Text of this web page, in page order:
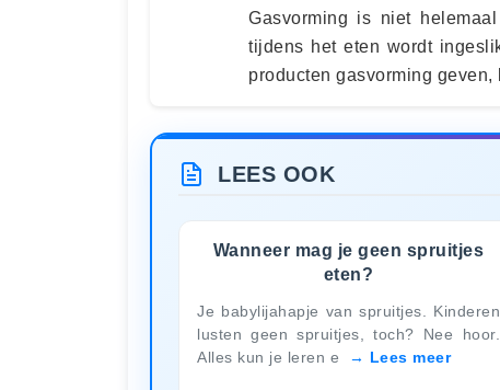
Gasvorming is niet
tijdens het eten wordt
producten gasvorming
LEES OOK
Wanneer mag je geen spruitjes
eten?
Je babylijahapje van spruitjes. Kinderen
lusten geen spruitjes, toch? Nee hoor.
Alles kun je leren e
Lees meer